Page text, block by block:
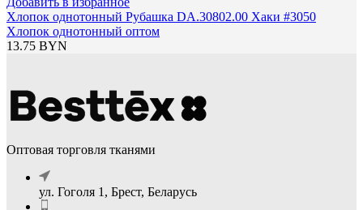
Хлопок однотонный Рубашка DA.30802.00 Хаки #3050
Хлопок однотонный оптом
13.75 BYN
Оптовая торговля тканями
ул. Гоголя 1, Брест, Беларусь